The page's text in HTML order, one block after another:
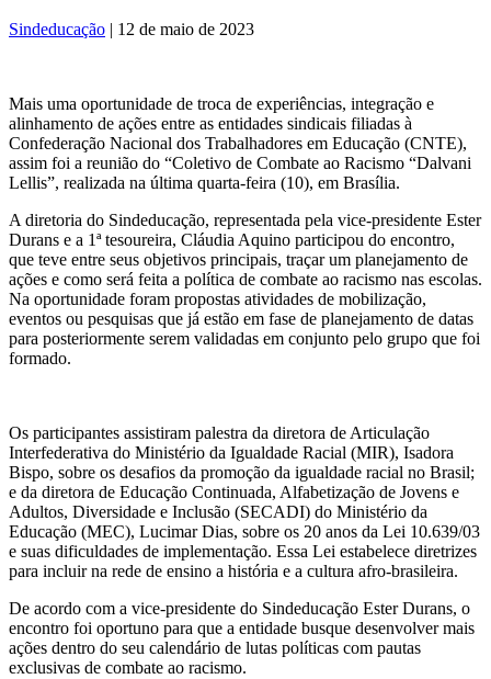
Sindeducação | 12 de maio de 2023
Mais uma oportunidade de troca de experiências, integração e
alinhamento de ações entre as entidades sindicais filiadas à
Confederação Nacional dos Trabalhadores em Educação (CNTE),
assim foi a reunião do “Coletivo de Combate ao Racismo “Dalvani
Lellis”, realizada na última quarta-feira (10), em Brasília.
A diretoria do Sindeducação, representada pela vice-presidente Ester
Durans e a 1ª tesoureira, Cláudia Aquino participou do encontro,
que teve entre seus objetivos principais, traçar um planejamento de
ações e como será feita a política de combate ao racismo nas escolas.
Na oportunidade foram propostas atividades de mobilização,
eventos ou pesquisas que já estão em fase de planejamento de datas
para posteriormente serem validadas em conjunto pelo grupo que foi
formado.
Os participantes assistiram palestra da diretora de Articulação
Interfederativa do Ministério da Igualdade Racial (MIR), Isadora
Bispo, sobre os desafios da promoção da igualdade racial no Brasil;
e da diretora de Educação Continuada, Alfabetização de Jovens e
Adultos, Diversidade e Inclusão (SECADI) do Ministério da
Educação (MEC), Lucimar Dias, sobre os 20 anos da Lei 10.639/03
e suas dificuldades de implementação. Essa Lei estabelece diretrizes
para incluir na rede de ensino a história e a cultura afro-brasileira.
De acordo com a vice-presidente do Sindeducação Ester Durans, o
encontro foi oportuno para que a entidade busque desenvolver mais
ações dentro do seu calendário de lutas políticas com pautas
exclusivas de combate ao racismo.